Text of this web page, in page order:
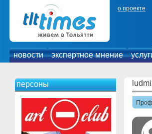
о проекте
новости экспертное мнение
персоны